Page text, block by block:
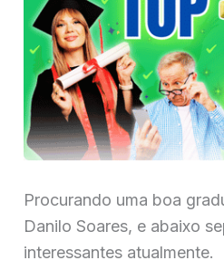
Procurando uma boa
Danilo Soares, e abaixo
interessantes atualmente.